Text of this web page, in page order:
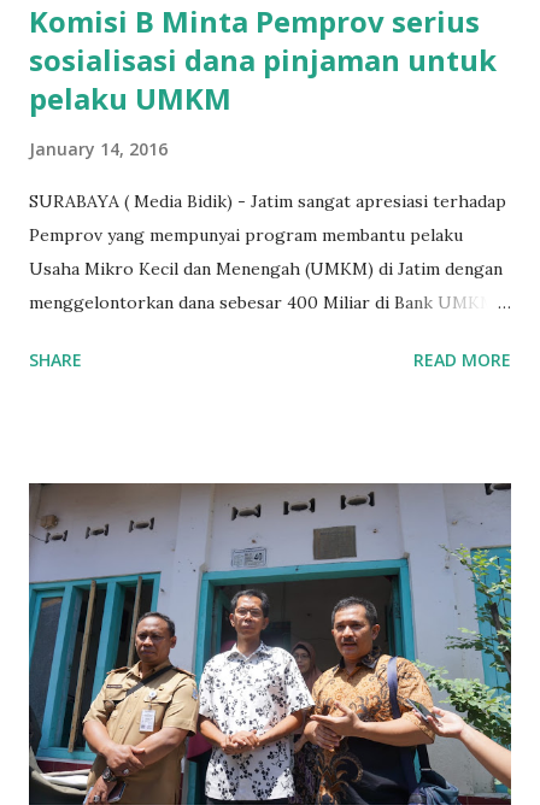
Komisi B Minta Pemprov serius
sosialisasi dana pinjaman untuk
pelaku UMKM
January 14, 2016
SURABAYA ( Media Bidik) - Jatim sangat apresiasi terhadap
Pemprov yang mempunyai program membantu pelaku
Usaha Mikro Kecil dan Menengah (UMKM) di Jatim dengan
menggelontorkan dana sebesar 400 Miliar di Bank UMKM
UMKM di Jatim. Namun Chusainuddin,S.Sos Anggota Komisi
yang sebenarnya ada dana pinjaman lunak untuk mereka. "
Ketika saya menjalankan Reses di Blitar,Kediri dan
Tulungagung , banyak masyarakat sana tak mengetahui ada
dana pinjaman lunak di Bank UMKM untuk para pelaku
UMKM, karena sebenarnya jika Pemprov serius
memberikan sosialisasi sampai ke tingkat desa,maka saya
yakin masyarakat sangat senang sekali," ucap pria yang
akrab dipanggil Gus Udin tersebut. Apalagi menyambut
MEA, seharusnya pelaku UMKM sudah mengerti kalau ada
SHARE READ MORE